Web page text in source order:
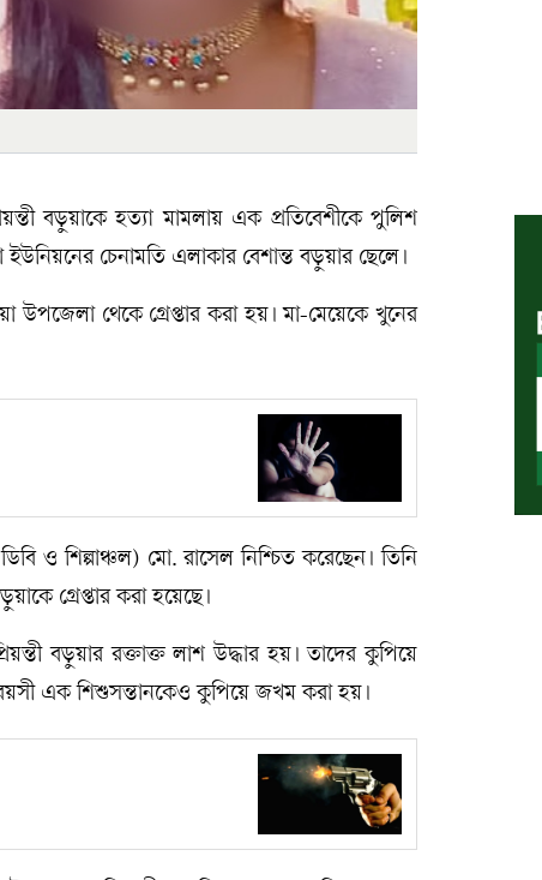
বড়ুয়াকে হত্যা মামলায় এক প্রতিবেশীকে পুলিশ
ইউনিয়নের চেনামতি এলাকার বেশান্ত বড়ুয়ার ছেলে।
উপজেলা থেকে গ্রেপ্তার করা হয়। মা-মেয়েকে খুনের
ও শিল্পাঞ্চল) মো. রাসেল নিশ্চিত করেছেন। তিনি
গ্রেপ্তার করা হয়েছে।
বড়ুয়ার রক্তাক্ত লাশ উদ্ধার হয়। তাদের কুপিয়ে
এক শিশুসন্তানকেও কুপিয়ে জখম করা হয়।